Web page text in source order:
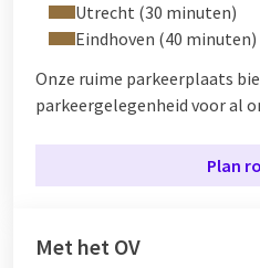
Utrecht (30 minuten)
Eindhoven (40 minuten)
Onze ruime parkeerplaats
parkeergelegenheid voor al
Plan
Met het OV